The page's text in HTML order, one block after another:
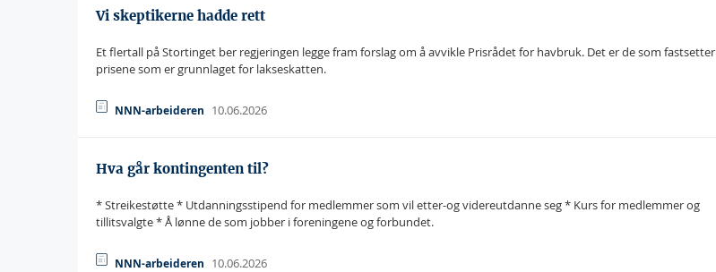
Vi skeptikerne hadde rett
Et flertall på Stortinget ber regjeringen legge fram forslag om å avvikle Prisrådet for havbruk. Det er de som fastsetter
prisene som er grunnlaget for lakseskatten.
NNN-arbeideren 10.06.2026
Hva går kontingenten til?
* Streikestøtte * Utdanningsstipend for medlemmer som vil etter-og videreutdanne seg * Kurs for medlemmer og
tillitsvalgte * Å lønne de som jobber i foreningene og forbundet.
NNN-arbeideren 10.06.2026